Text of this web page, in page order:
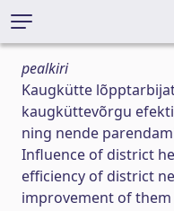
pealkiri
Kaugkütte
kaugküttevõrgu
ning nende
Influence of district
efficiency of district
improvement of them